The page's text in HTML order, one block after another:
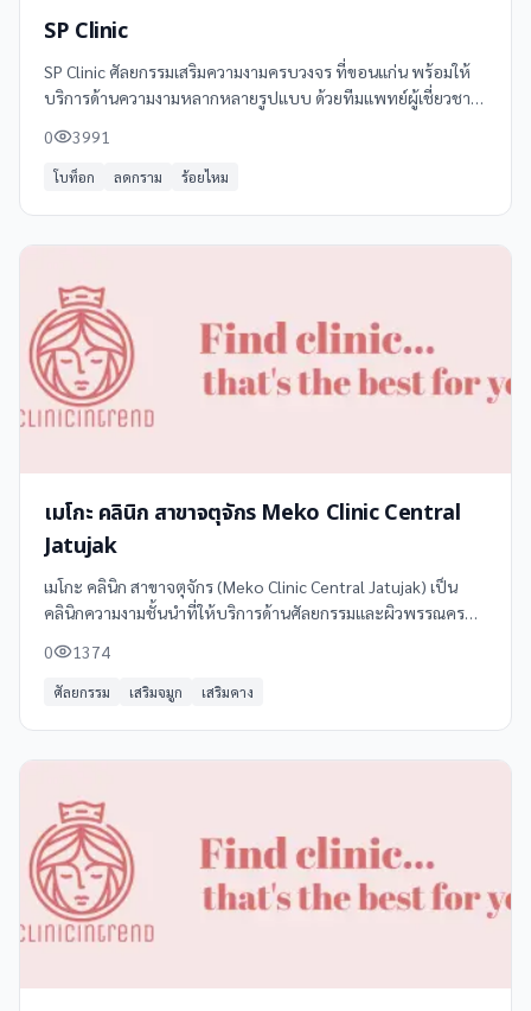
SP Clinic
SP Clinic ศัลยกรรมเสริมความงามครบวงจร ที่ขอนแก่น พร้อมให้
บริการด้านความงามหลากหลายรูปแบบ ด้วยทีมแพทย์ผู้เชี่ยวชาญ
ตาสองชั้น, ปรับรูปหน้า,
0 3991
โบท็อก ลดกราม ร้อยไหม
เมโกะ คลินิก สาขาจตุจักร Meko Clinic Central
Jatujak
เมโกะ คลินิก สาขาจตุจักร (Meko Clinic Central Jatujak) เป็น
คลินิกความงามชั้นนำที่ให้บริการด้านศัลยกรรมและผิวพรรณครบ
0 1374
ศัลยกรรม เสริมจมูก เสริมคาง